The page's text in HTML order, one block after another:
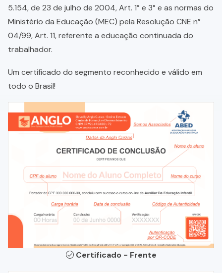
5.154, de 23 de julho de 2004, Art. 1° e 3° e as normas do
Ministério da Educação (MEC) pela Resolução CNE n°
04/99, Art. 11, referente a educação continuada do
trabalhador.
Um certificado do segmento reconhecido e válido em
todo o Brasil!
Certificado - Frente